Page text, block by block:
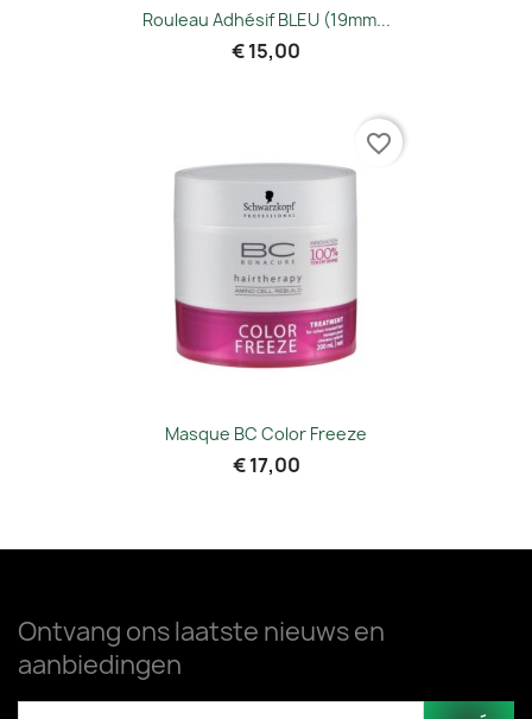
Rouleau Adhésif BLEU (19mm...
€ 15,00
Masque BC Color Freeze
€ 17,00
favorite_border
Ontvang ons laatste nieuws en
aanbiedingen